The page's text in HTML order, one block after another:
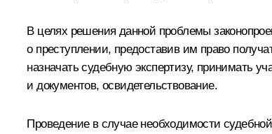
В целях решения данной проблемы
о преступлении, предоставив им право
назначать судебную экспертизу, принимать
и документов, освидетельствование.
Проведение в случае необходимости